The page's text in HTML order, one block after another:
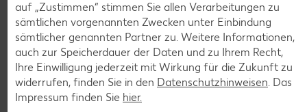
Tiefkühlkost
Gültig vom 06.08. bis 12.08.
auf „Zustimmen“ stimmen Sie allen Verarbeitungen zu
sämtlichen vorgenannten Zwecken unter Einbindung
sämtlicher genannten Partner zu. Weitere Informationen,
auch zur Speicherdauer der Daten und zu Ihrem Recht,
Ihre Einwilligung jederzeit mit Wirkung für die Zukunft zu
widerrufen, finden Sie in den Datenschutzhinweisen. Das
Impressum finden Sie hier.